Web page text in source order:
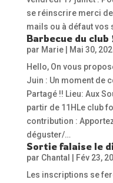
se réinscrire merci
mails ou à défaut vos
Barbecue du club
par Marie| Mai 30,
Hello, On vous
Juin : Un moment de
Partagé !! Lieu: Aux
partir de 11HLe club
contribution :
déguster/…
Sortie falaise le
par Chantal Fév 23,
Les inscriptions se